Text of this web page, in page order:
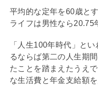
平均的な定年を60歳と
ライフは男性なら20.75
「人生100年時代」と
るならば第二の人生期
たことを踏まえたうえ
な生活費と年金支給額